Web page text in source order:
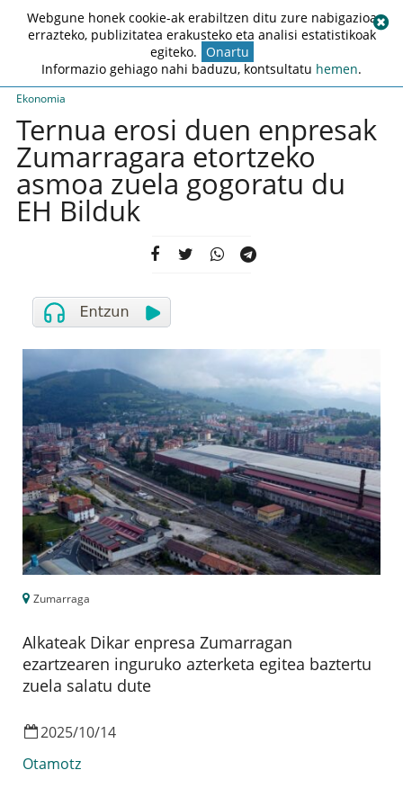
Ekonomia
Ternua erosi duen enpresak
Zumarragara etortzeko
asmoa zuela gogoratu du
EH Bilduk
Zumarraga
Alkateak Dikar enpresa Zumarragan
ezartzearen inguruko azterketa egitea baztertu
zuela salatu dute
2025/10/14
Otamotz
Webgune honek cookie-ak erabiltzen ditu zure nabigazioa
errazteko, publizitatea erakusteko eta analisi estatistikoak
egiteko. Onartu
Informazio gehiago nahi baduzu, kontsultatu hemen.